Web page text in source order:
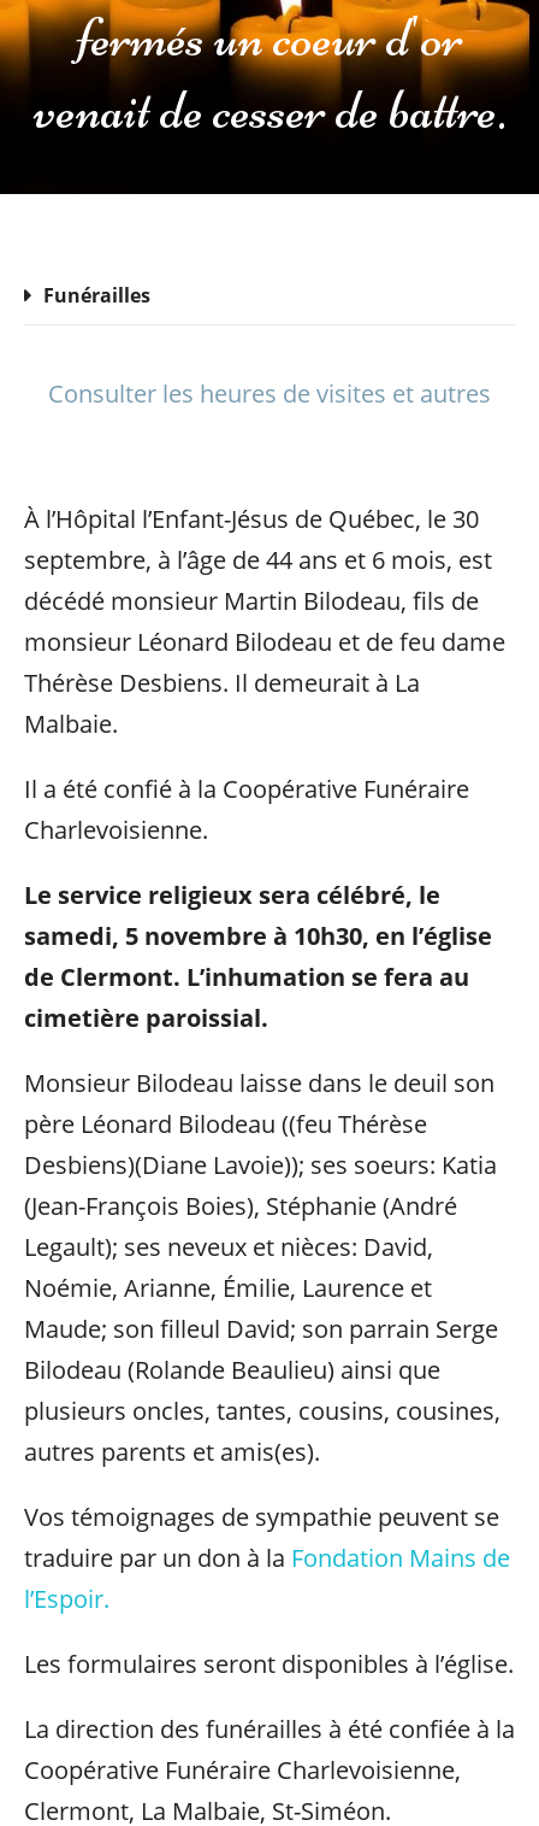
fermés un coeur d'or
venait de cesser de battre.
Funérailles
Consulter les heures de visites et autres
À l’Hôpital l’Enfant-Jésus de Québec, le 30
septembre, à l’âge de 44 ans et 6 mois, est
décédé monsieur Martin Bilodeau, fils de
monsieur Léonard Bilodeau et de feu dame
Thérèse Desbiens. Il demeurait à La
Malbaie.
Il a été confié à la Coopérative Funéraire
Charlevoisienne.
Le service religieux sera célébré, le
samedi, 5 novembre à 10h30, en l’église
de Clermont. L’inhumation se fera au
cimetière paroissial.
Monsieur Bilodeau laisse dans le deuil son
père Léonard Bilodeau ((feu Thérèse
Desbiens)(Diane Lavoie)); ses soeurs: Katia
(Jean-François Boies), Stéphanie (André
Legault); ses neveux et nièces: David,
Noémie, Arianne, Émilie, Laurence et
Maude; son filleul David; son parrain Serge
Bilodeau (Rolande Beaulieu) ainsi que
plusieurs oncles, tantes, cousins, cousines,
autres parents et amis(es).
Vos témoignages de sympathie peuvent se
traduire par un don à la Fondation Mains de
l’Espoir.
Les formulaires seront disponibles à l’église.
La direction des funérailles à été confiée à la
Coopérative Funéraire Charlevoisienne,
Clermont, La Malbaie, St-Siméon.